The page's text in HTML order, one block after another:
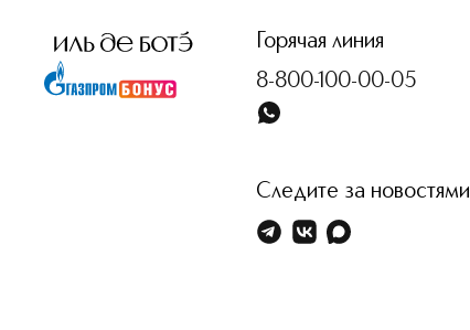
Горячая линия
8-800-100-00-05
Следите за новостями